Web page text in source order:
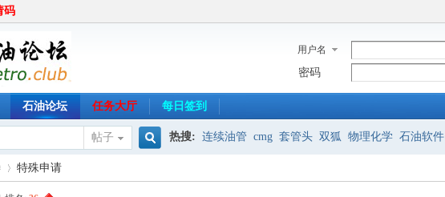
码
用户名
密码
石油论坛 任务大厅 每日签到
帖子 热搜: 连续油管 cmg 套管头 双狐 物理化学 石油软件
特殊申请